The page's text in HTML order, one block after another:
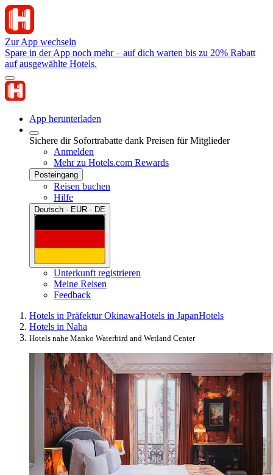
Zur App wechseln
Spare in der App noch mehr – auf dich warten bis zu 20% Rabatt
auf ausgewählte Hotels.
App herunterladen
Sichere dir Sofortrabatte dank Preisen für Mitglieder
Anmelden
Mehr zu Hotels.com Rewards
Posteingang
Reisen buchen
Hilfe
Deutsch · EUR · DE
Unterkunft registrieren
Meine Reisen
Feedback
Hotels in Präfektur OkinawaHotels in JapanHotels
Hotels in Naha
Hotels nahe Manko Waterbird and Wetland Center